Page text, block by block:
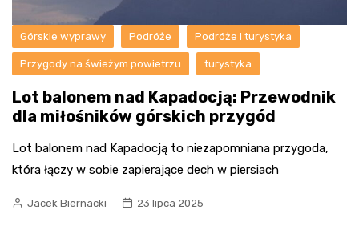
Górskie wyprawy Podróże Podróże i turystyka
Przygody na świeżym powietrzu turystyka
Lot balonem nad Kapadocją: Przewodnik
dla miłośników górskich przygód
Lot balonem nad Kapadocją to niezapomniana przygoda,
która łączy w sobie zapierające dech w piersiach
Jacek Biernacki 23 lipca 2025